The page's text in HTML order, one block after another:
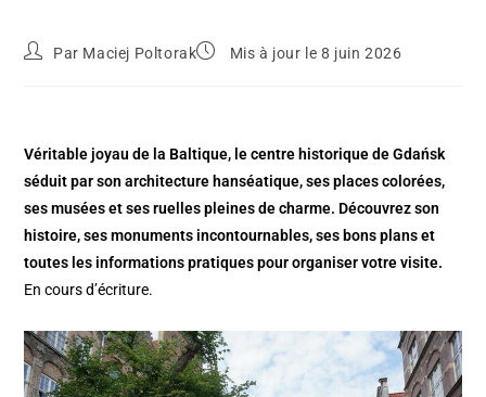
Par Maciej Poltorak Mis à jour le 8 juin 2026
Véritable joyau de la Baltique, le centre historique de Gdańsk
séduit par son architecture hanséatique, ses places colorées,
ses musées et ses ruelles pleines de charme. Découvrez son
histoire, ses monuments incontournables, ses bons plans et
toutes les informations pratiques pour organiser votre visite.
En cours d’écriture.